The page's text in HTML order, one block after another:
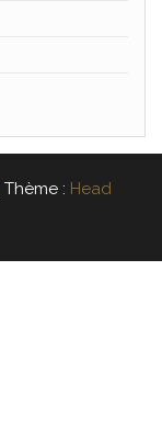
Thème : Head